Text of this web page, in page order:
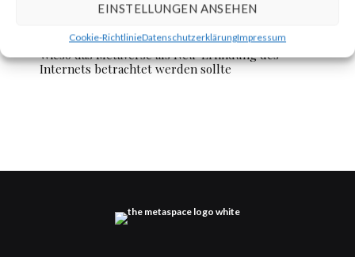
EINSTELLUNGEN ANSEHEN
Cookie-RichtlinieDatenschutzerklärungImpressum
Wieso das Metaverse als Neu-Erfindung des
Internets betrachtet werden sollte